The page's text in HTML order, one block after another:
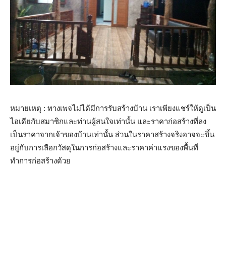
หมายเหตุ : ทางเพจไม่ได้มีการรับสร้างบ้าน เราเพียงแชร์ให้ดูเป็น
ไอเดียกับสมาชิกและท่านผู้สนใจเท่านั้น และราคาก่อสร้างที่ลง
เป็นราคาจากเจ้าของบ้านเท่านั้น ส่วนในราคาสร้างจริงอาจจะขึ้น
อยู่กับการเลือกวัสดุในการก่อสร้างและราคาค่าแรงของพื้นที่
ทำการก่อสร้างด้วย